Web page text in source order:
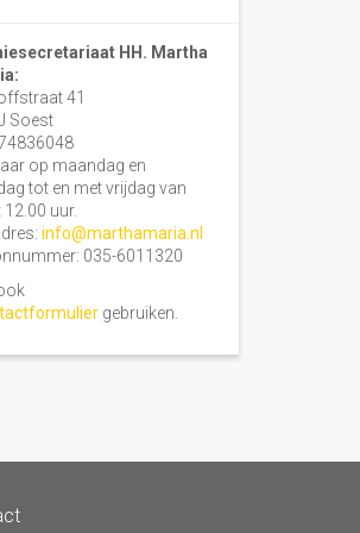
HH. Martha
41
Soest
op maandag en
tot en met vrijdag van
uur.
info@marthamaria.nl
035-6011320
gebruiken.